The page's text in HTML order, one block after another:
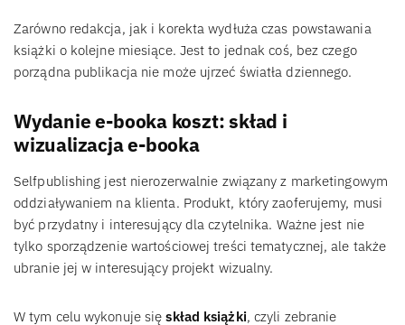
Zarówno redakcja, jak i korekta wydłuża czas powstawania
książki o kolejne miesiące. Jest to jednak coś, bez czego
porządna publikacja nie może ujrzeć światła dziennego.
Wydanie e-booka koszt: skład i
wizualizacja e-booka
Selfpublishing jest nierozerwalnie związany z marketingowym
oddziaływaniem na klienta. Produkt, który zaoferujemy, musi
być przydatny i interesujący dla czytelnika. Ważne jest nie
tylko sporządzenie wartościowej treści tematycznej, ale także
ubranie jej w interesujący projekt wizualny.
W tym celu wykonuje sięskład książki, czyli zebranie